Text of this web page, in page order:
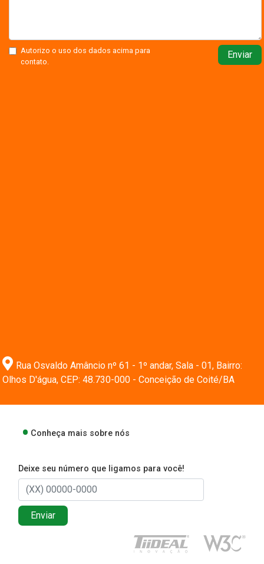
Autorizo o uso dos dados acima para
contato.
Enviar
Rua Osvaldo Amâncio nº 61 - 1º andar, Sala - 01, Bairro:
Olhos D'água, CEP: 48.730-000 - Conceição de Coité/BA
Conheça mais sobre nós
Deixe seu número que ligamos para você!
Enviar